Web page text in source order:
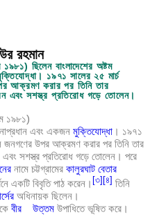
রহমান
ছিলেন বাংলাদেশের অষ্টম
১৯৭১ সালের ২৫ মার্চ
আক্রমণ করার পর তিনি তার
এবং সশস্ত্র প্রতিরোধ গড়ে তোলেন।
১৯৮১)
এবং একজন মুক্তিযোদ্ধা । ১৯৭১
জনগণের উপর আক্রমণ করার পর তিনি তার
এবং সশস্ত্র প্রতিরোধ গড়ে তোলেন। পরে
নামে চট্টগ্রামের কালুরঘাট বেতার
একটি বিবৃতি পাঠ করেন। ৩ ৪
তিনি
অধিনায়ক ছিলেন।
বীর উত্তম উপাধিতে ভূষিত করে।